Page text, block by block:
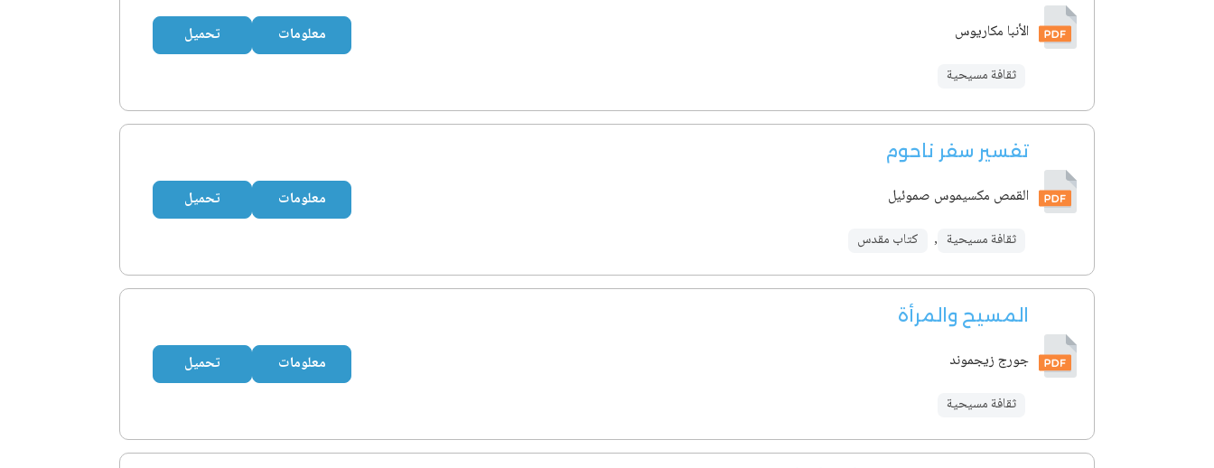
الأنبا مكاريوس
ثقافة مسيحية
معلومات تحميل
تفسير سفر ناحوم
القمص مكسيموس صموئيل
ثقافة مسيحية , كتاب مقدس
معلومات تحميل
المسيح والمرأة
جورج زيجموند
ثقافة مسيحية
معلومات تحميل